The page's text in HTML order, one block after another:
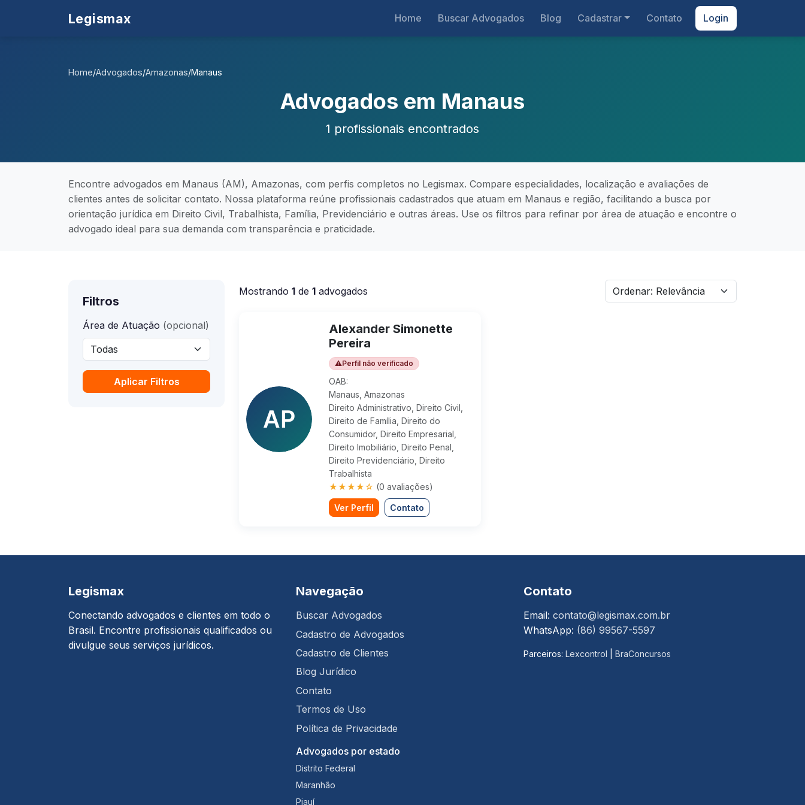
Legismax Home Buscar Advogados Blog Cadastrar Contato Login
Home/Advogados/Amazonas/Manaus
Advogados em Manaus
1 profissionais encontrados
Encontre advogados em Manaus (AM), Amazonas, com perfis completos no Legismax. Compare especialidades, localização e avaliações de
clientes antes de solicitar contato. Nossa plataforma reúne profissionais cadastrados que atuam em Manaus e região, facilitando a busca por
orientação jurídica em Direito Civil, Trabalhista, Família, Previdenciário e outras áreas. Use os filtros para refinar por área de atuação e encontre o
advogado ideal para sua demanda com transparência e praticidade.
Filtros
Área de Atuação (opcional)
Aplicar Filtros
Mostrando 1 de 1 advogados
Alexander Simonette
Pereira
⚠Perfil não verificado
OAB:
Manaus, Amazonas
Direito Administrativo, Direito Civil,
Direito de Família, Direito do
Consumidor, Direito Empresarial,
Direito Imobiliário, Direito Penal,
Direito Previdenciário, Direito
Trabalhista
★★★★☆ (0 avaliações)
Ver Perfil Contato
Legismax
Conectando advogados e clientes em todo o
Brasil. Encontre profissionais qualificados ou
divulgue seus serviços jurídicos.
Navegação
Buscar Advogados
Cadastro de Advogados
Cadastro de Clientes
Blog Jurídico
Contato
Termos de Uso
Política de Privacidade
Advogados por estado
Distrito Federal
Maranhão
Piauí
Contato
Email: contato@legismax.com.br
WhatsApp: (86) 99567-5597
Parceiros: Lexcontrol BraConcursos